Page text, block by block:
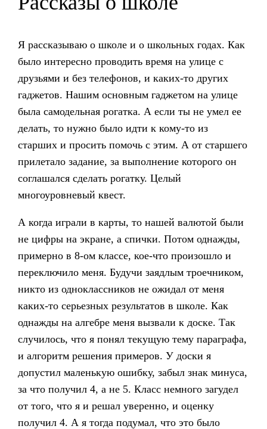
Я рассказываю о школе и о школьных годах. Как
было интересно проводить время на улице с
друзьями и без телефонов, и каких-то других
гаджетов. Нашим основным гаджетом на улице
была самодельная рогатка. А если ты не умел ее
делать, то нужно было идти к кому-то из
старших и просить помочь с этим. А от старшего
прилетало задание, за выполнение которого он
соглашался сделать рогатку. Целый
многоуровневый квест.
А когда играли в карты, то нашей валютой были
не цифры на экране, а спички. Потом однажды,
примерно в 8-ом классе, кое-что произошло и
переключило меня. Будучи заядлым троечником,
никто из одноклассников не ожидал от меня
каких-то серьезных результатов в школе. Как
однажды на алгебре меня вызвали к доске. Так
случилось, что я понял текущую тему параграфа,
и алгоритм решения примеров. У доски я
допустил маленькую ошибку, забыл знак минуса,
за что получил 4, а не 5. Класс немного загудел
от того, что я и решал уверенно, и оценку
получил 4. А я тогда подумал, что это было